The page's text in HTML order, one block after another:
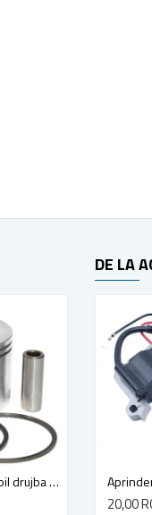
Kit piston compatibil drujba Stihl MS 240, 024 (42 mm)
50,00
DE LA
20,00